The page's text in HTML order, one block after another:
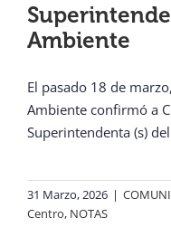
Ambiente
El pasado 18 de
Ambiente confirmó a
Superintendenta (s)
31 Marzo, 2026 |
Centro, NOTAS